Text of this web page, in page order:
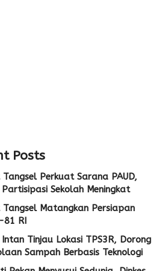
Posts
Tangsel Perkuat Sarana PAUD,
Sekolah Meningkat
Tangsel Matangkan Persiapan
81 RI
Tinjau Lokasi TPS3R, Dorong
Sampah Berbasis Teknologi